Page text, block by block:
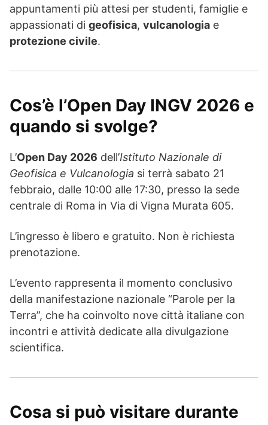
appuntamenti più attesi per studenti, famiglie e
appassionati di geofisica, vulcanologia e
protezione civile.
Cos’è l’Open Day INGV 2026 e
quando si svolge?
L’Open Day 2026 dell’Istituto Nazionale di
Geofisica e Vulcanologia si terrà sabato 21
febbraio, dalle 10:00 alle 17:30, presso la sede
centrale di Roma in Via di Vigna Murata 605.
L’ingresso è libero e gratuito. Non è richiesta
prenotazione.
L’evento rappresenta il momento conclusivo
della manifestazione nazionale “Parole per la
Terra”, che ha coinvolto nove città italiane con
incontri e attività dedicate alla divulgazione
scientifica.
Cosa si può visitare durante